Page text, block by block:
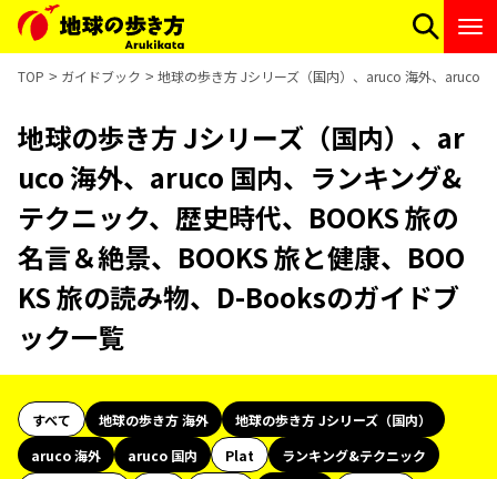
TOP ガイドブック 地球の歩き方 Jシリーズ（国内）、aruco 海外、aruco
地球の歩き方 Jシリーズ（国内）、ar
uco 海外、aruco 国内、ランキング&
テクニック、歴史時代、BOOKS 旅の
名言＆絶景、BOOKS 旅と健康、BOO
KS 旅の読み物、D-Booksのガイドブ
ック一覧
すべて 地球の歩き方 海外
地球の歩き方 Jシリーズ（国内）
aruco 海外
aruco 国内 Plat
ランキング&テクニック